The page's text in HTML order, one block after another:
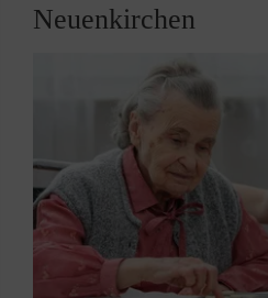
Neuenkirchen